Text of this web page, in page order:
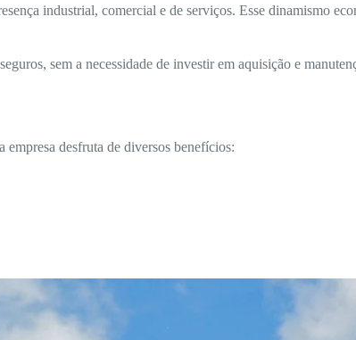
industrial, comercial e de serviços. Esse dinamismo
sem a necessidade de investir em aquisição e
empresa desfruta de diversos benefícios: